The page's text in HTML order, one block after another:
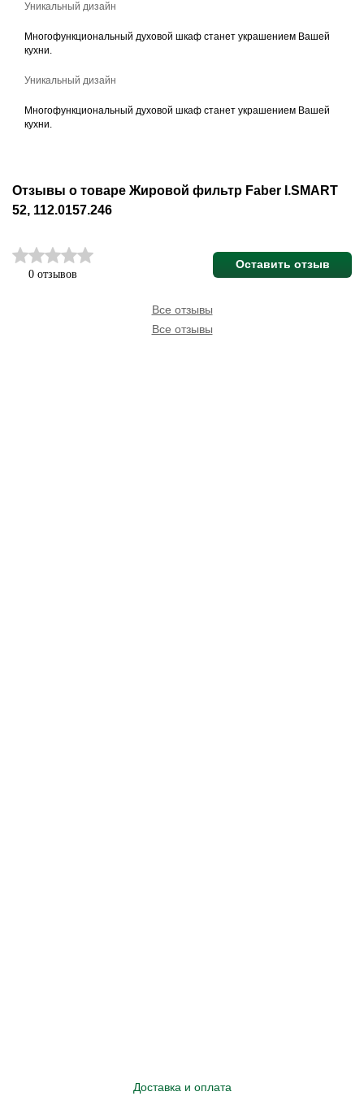
Уникальный дизайн
Многофункциональный духовой шкаф станет украшением Вашей
кухни.
Уникальный дизайн
Многофункциональный духовой шкаф станет украшением Вашей
кухни.
Отзывы о товаре Жировой фильтр Faber I.SMART
52, 112.0157.246
0 отзывов
Оставить отзыв
Все отзывы
Все отзывы
Доставка и оплата